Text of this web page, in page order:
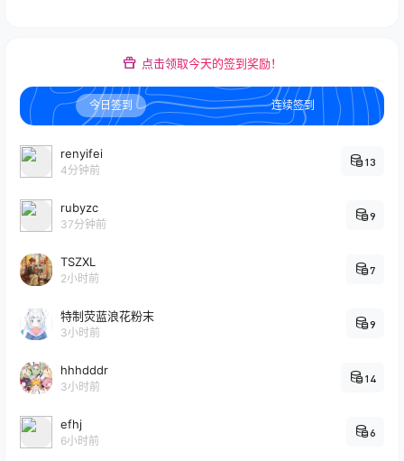
点击领取今天的签到奖励！
今日签到 连续签到
renyifei
4分钟前
13
rubyzc
37分钟前
9
TSZXL
2小时前
7
特制荧蓝浪花粉末
3小时前
9
hhhdddr
3小时前
14
efhj
6小时前
6